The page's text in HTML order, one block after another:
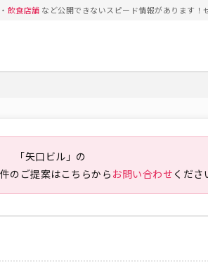
・ 飲食店舗 など公開できないスピード情報があります！
「矢口ビル」の
のご提案はこちらから お問い合わせ くださ